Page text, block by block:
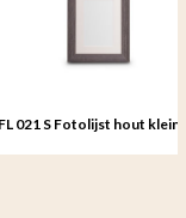
S Fotolijst hout klein -